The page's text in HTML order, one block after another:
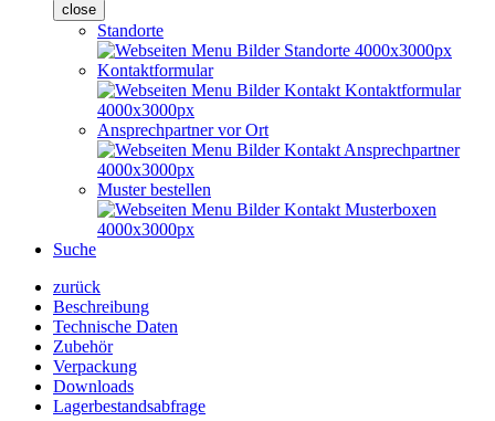
close
Standorte
Kontaktformular
Ansprechpartner vor Ort
Muster bestellen
Suche
zurück
Beschreibung
Technische Daten
Zubehör
Verpackung
Downloads
Lagerbestandsabfrage